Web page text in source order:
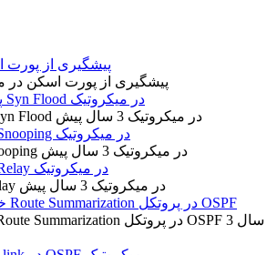
پیشگیری از پورت اسکن در
پیشگیری از حملات Syn Flood در میکروتیک 3 سال پیش
راه اندازی DHCP Snooping در میکروتیک 3 سال پیش
راه اندازی DHCP Relay در میکروتیک 3 سال پیش
خلاصه سازی مسیر Route Summarization در پروتکل OSPF 3 سال